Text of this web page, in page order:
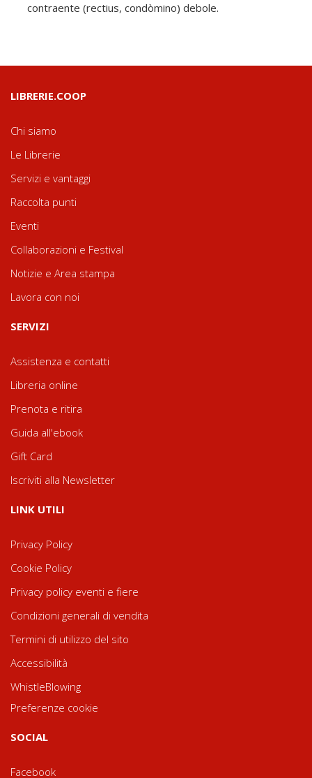
contraente (rectius, condòmino) debole.
LIBRERIE.COOP
Chi siamo
Le Librerie
Servizi e vantaggi
Raccolta punti
Eventi
Collaborazioni e Festival
Notizie e Area stampa
Lavora con noi
SERVIZI
Assistenza e contatti
Libreria online
Prenota e ritira
Guida all'ebook
Gift Card
Iscriviti alla Newsletter
LINK UTILI
Privacy Policy
Cookie Policy
Privacy policy eventi e fiere
Condizioni generali di vendita
Termini di utilizzo del sito
Accessibilità
WhistleBlowing
Preferenze cookie
SOCIAL
Facebook